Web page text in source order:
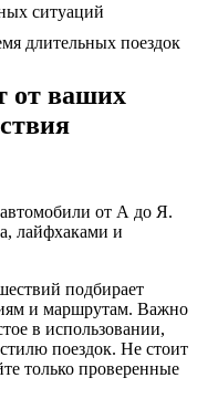
ситуаций
длительных поездок
от ваших
от А до Я.
лайфхаками и
подбирает
и маршрутам. Важно
в использовании,
поездок. Не стоит
только проверенные